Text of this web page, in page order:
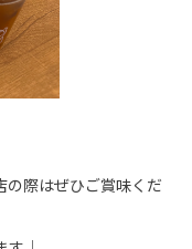
の際はぜひご賞味くだ